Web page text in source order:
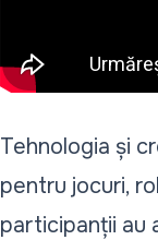
Tehnologia și
pentru jocuri,
participanții au